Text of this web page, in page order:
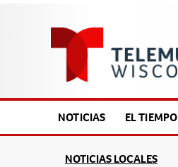
NOTICIAS EL TIEMPO
NOTICIAS LOCALES